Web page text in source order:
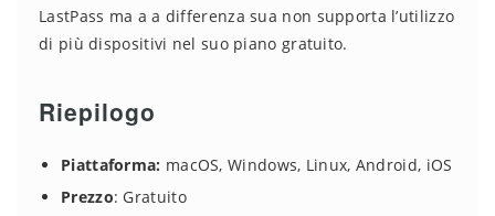
LastPass ma a a differenza sua non supporta l’utilizzo
di più dispositivi nel suo piano gratuito.
Riepilogo
Piattaforma: macOS, Windows, Linux, Android, iOS
Prezzo: Gratuito